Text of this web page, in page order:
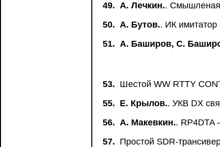
49. А. Лечкин.. Смышленая
50. А. Бутов.. ИК имитатор
51. А. Баширов, С.
53. Шестой WW RTTY
55. Е. Крылов.. УКВ DX
56. А. Макевкин..
57. Простой SDR-